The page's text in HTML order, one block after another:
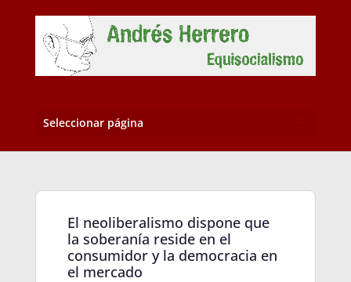
Seleccionar página
El neoliberalismo dispone que
la soberanía reside en el
consumidor y la democracia en
el mercado